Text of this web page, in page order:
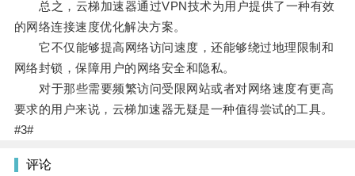
总之，云梯加速器通过VPN技术为用户提供了一种有效
的网络连接速度优化解决方案。
它不仅能够提高网络访问速度，还能够绕过地理限制和
网络封锁，保障用户的网络安全和隐私。
对于那些需要频繁访问受限网站或者对网络速度有更高
要求的用户来说，云梯加速器无疑是一种值得尝试的工具。
#3#
评论